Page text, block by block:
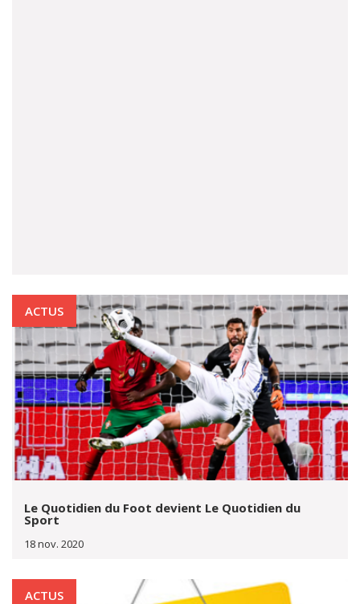
ACTUS
Le Quotidien du Foot devient Le Quotidien du
Sport
18 nov. 2020
ACTUS